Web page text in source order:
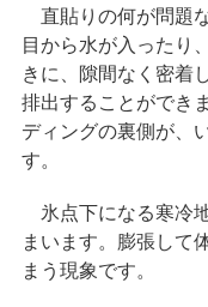
直貼りの何が問題
目から水が入ったり
きに、隙間なく密着
排出することができ
ディングの裏側が、
す。
氷点下になる寒冷
まいます。膨張して
まう現象です。